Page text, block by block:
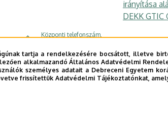
irányítása
DEKK
Központi telefonszám,
+36 54 507
E-mail
Cím 4100
tartja a rendelkezésére bocsátott, illetve
alkalmazandó Általános Adatvédelmi
személyes adatait a Debreceni Egyetem
frissítettük Adatvédelmi Tájékoztatónkat,